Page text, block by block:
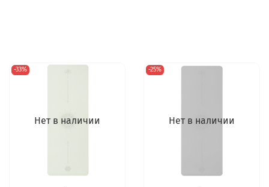
Нет в наличии
-33%
Нет в наличии
-25%